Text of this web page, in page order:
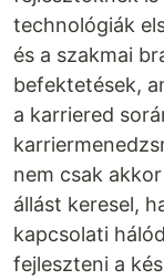
technológiák
és a szakmai
befektetések,
a karriered
nem csak
állást keresel,
kapcsolati
fejleszteni a